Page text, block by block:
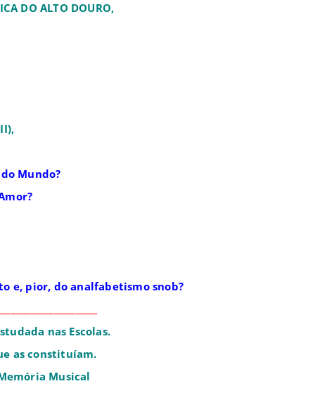
DO ALTO DOURO,
Mundo?
e, pior, do analfabetismo snob?
nas Escolas.
as constituíam.
Musical